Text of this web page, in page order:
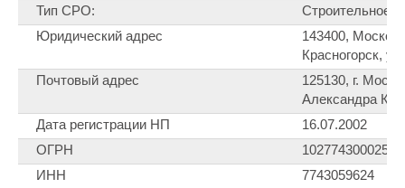
Тип СРО:
Строительное
Юридический адрес
143400,
Красногорск,
Почтовый адрес
125130, г.
Александра
Дата регистрации НП
16.07.2002
ОГРН
1027743000251
ИНН
7743059624